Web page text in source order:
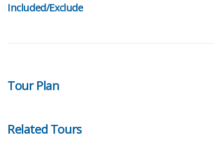
Included/Exclude
Tour Plan
Related Tours